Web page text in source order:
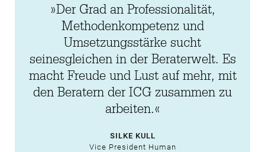
»Der Grad an Professionalität,
Methodenkompetenz und
Umsetzungsstärke sucht
seinesgleichen in der Beraterwelt. Es
macht Freude und Lust auf mehr, mit
den Beratern der ICG zusammen zu
arbeiten.«
SILKE KULL
Vice President Human